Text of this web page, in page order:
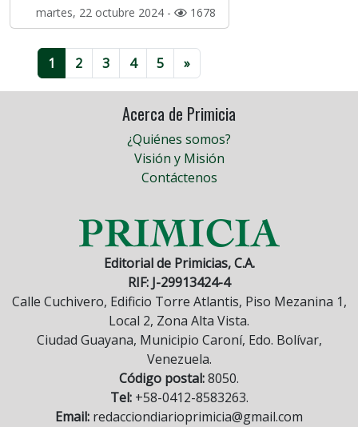
martes, 22 octubre 2024 - 1678
1 2 3 4 5 »
Acerca de Primicia
¿Quiénes somos?
Visión y Misión
Contáctenos
Editorial de Primicias, C.A.
RIF: J-29913424-4
Calle Cuchivero, Edificio Torre Atlantis, Piso Mezanina 1,
Local 2, Zona Alta Vista.
Ciudad Guayana, Municipio Caroní, Edo. Bolívar,
Venezuela.
Código postal:8050.
Tel:+58-0412-8583263.
Email: redacciondiarioprimicia@gmail.com